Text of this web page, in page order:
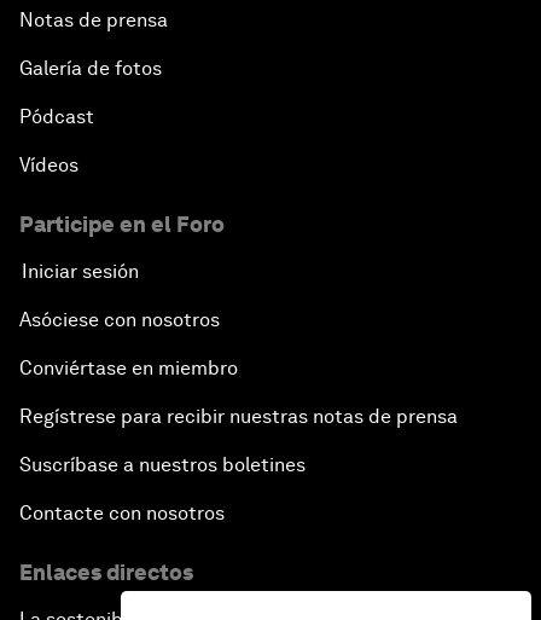
Notas de prensa
Galería de fotos
Pódcast
Vídeos
Participe en el Foro
Iniciar sesión
Asóciese con nosotros
Conviértase en miembro
Regístrese para recibir nuestras notas de prensa
Suscríbase a nuestros boletines
Contacte con nosotros
Enlaces directos